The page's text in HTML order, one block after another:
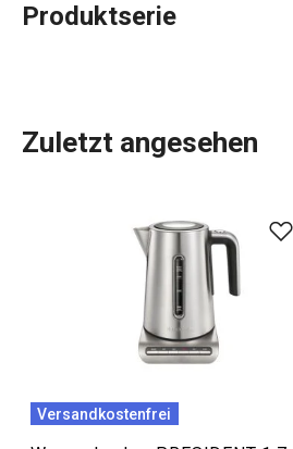
Produktserie
oder hochwertigeKüchengeräte
,
Sie einen Blick auf das
durch perfekte Ergonomie in
hochwertigen Materialien und
auszeichnet. Dazu gehört auch
. Neben
gehören auchElektrogeräte
Stabmixer, Suppenmaschine oder
Zuletzt angesehen
Versandkostenfrei